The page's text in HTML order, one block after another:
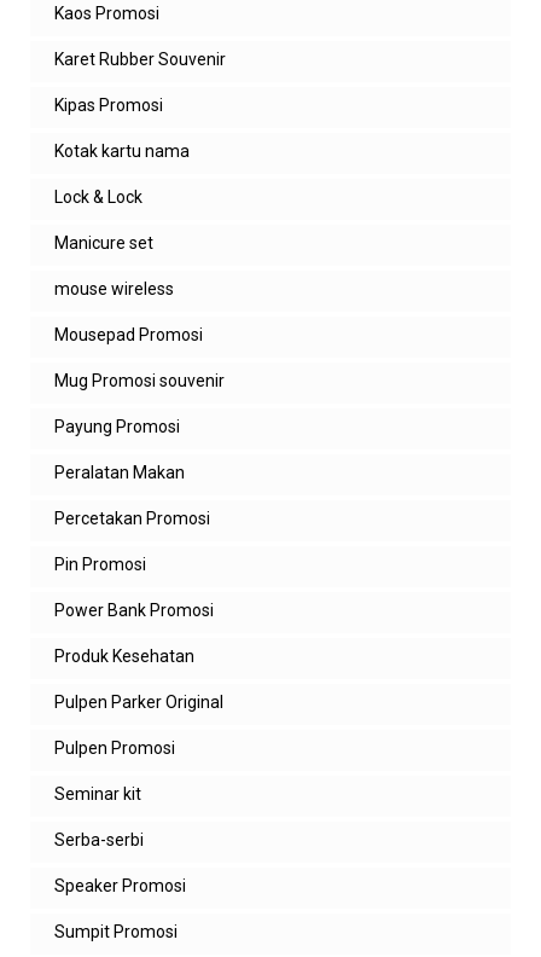
Kaos Promosi
Karet Rubber Souvenir
Kipas Promosi
Kotak kartu nama
Lock & Lock
Manicure set
mouse wireless
Mousepad Promosi
Mug Promosi souvenir
Payung Promosi
Peralatan Makan
Percetakan Promosi
Pin Promosi
Power Bank Promosi
Produk Kesehatan
Pulpen Parker Original
Pulpen Promosi
Seminar kit
Serba-serbi
Speaker Promosi
Sumpit Promosi